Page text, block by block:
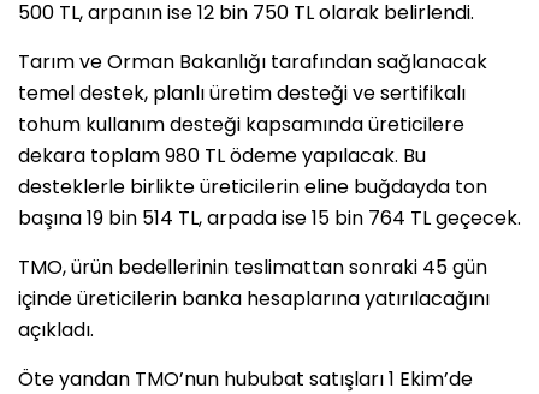
500 TL, arpanın ise 12 bin 750 TL olarak belirlendi.
Tarım ve Orman Bakanlığı tarafından sağlanacak
temel destek, planlı üretim desteği ve sertifikalı
tohum kullanım desteği kapsamında üreticilere
dekara toplam 980 TL ödeme yapılacak. Bu
desteklerle birlikte üreticilerin eline buğdayda ton
başına 19 bin 514 TL, arpada ise 15 bin 764 TL geçecek.
TMO, ürün bedellerinin teslimattan sonraki 45 gün
içinde üreticilerin banka hesaplarına yatırılacağını
açıkladı.
Öte yandan TMO’nun hububat satışları 1 Ekim’de